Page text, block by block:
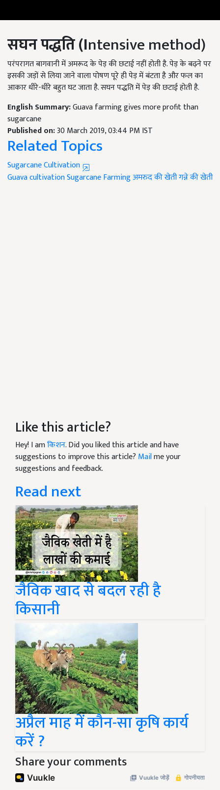
सघन पद्धति (Intensive method)
परंपरागत बागवानी में अमरूद के पेड़ की छटाई नहीं होती है. पेड़ के बढ़ने पर
इसकी जड़ों से लिया जाने वाला पोषण पूरे ही पेड़ में बंटता है और फल का
आकार धीरे-धीरे बहुत घट जाता है. सघन पद्धति में पेड़ की छटाई होती है.
English Summary:Guava farming gives more profit than
sugarcane
Published on:30 March 2019, 03:44 PM IST
Related Topics
Sugarcane Cultivation
Guava cultivationSugarcane Farmingअमरुद की खेतीगन्ने की खेती
Like this article?
Hey! I amकिशन. Did you liked this article and have
suggestions to improve this article? Mailme your
suggestions and feedback.
Read next
जैविक खाद से बदल रही है
किसानी
अप्रैल माह में कौन-सा कृषि कार्य
करें ?
Share your comments